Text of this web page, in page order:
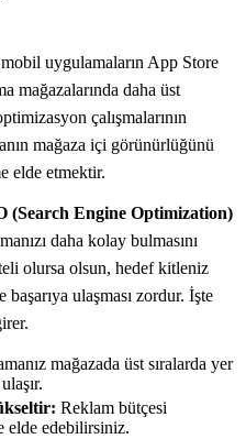
uygulamaların App Store
mağazalarında daha üst
çalışmalarının
mağaza içi görünürlüğünü
elde etmektir.
(Search Engine Optimization)
daha kolay bulmasını
olursa olsun, hedef kitleniz
ulaşması zordur. İşte
mağazada üst sıralarda yer
Reklam bütçesi
elde edebilirsiniz.